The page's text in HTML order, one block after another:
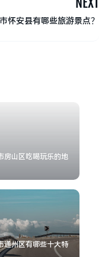
怀安县有哪些旅游景点？
房山区吃喝玩乐的地
通州区有哪些十大特